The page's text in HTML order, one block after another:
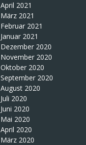
April 2021
März 2021
Februar 2021
Januar 2021
Dezember 2020
November 2020
Oktober 2020
September 2020
August 2020
Juli 2020
Juni 2020
Mai 2020
April 2020
März 2020